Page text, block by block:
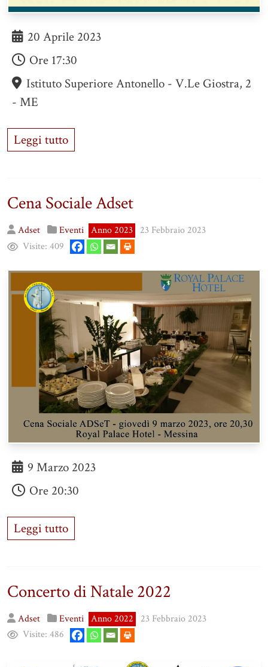
20 Aprile 2023
Ore 17:30
Istituto Superiore Antonello - V.le Giostra, 2
- ME
Leggi tutto
Cena Sociale Adset
Adset Eventi Anno 2023
23 Febbraio 2023
Visite: 409
9 Marzo 2023
Ore 20:30
Leggi tutto
Concerto di Natale 2022
Adset Eventi Anno 2022
23 Febbraio 2023
Visite: 486